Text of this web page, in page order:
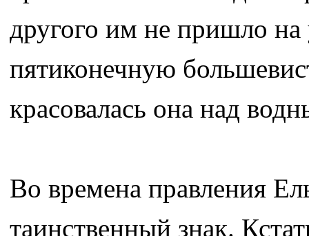
другого им не пришло на
пятиконечную
красовалась она над
Во времена правления
таинственный знак.